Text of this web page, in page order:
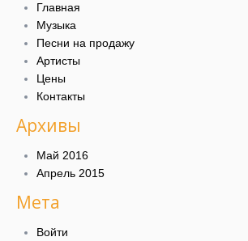
Главная
Музыка
Песни на продажу
Артисты
Цены
Контакты
Архивы
Май 2016
Апрель 2015
Мета
Войти